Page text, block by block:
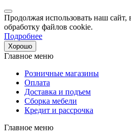
Продолжая использовать наш сайт,
обработку файлов cookie.
Подробнее
Хорошо
Главное меню
Розничные магазины
Оплата
Доставка и подъем
Сборка мебели
Кредит и рассрочка
Главное меню